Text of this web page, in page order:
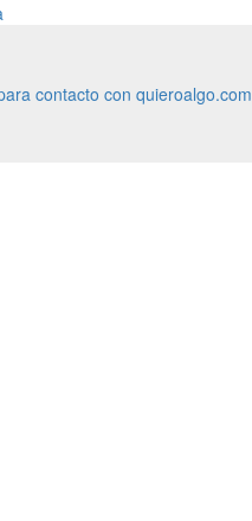
contacto con quieroalgo.com